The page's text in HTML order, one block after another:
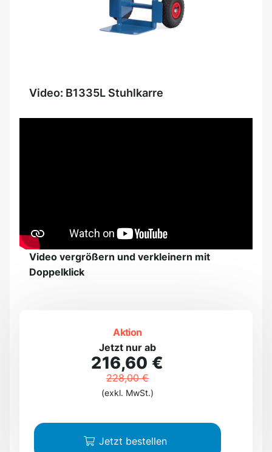
Video: B1335L Stuhlkarre
Video vergrößern und verkleinern mit
Doppelklick
Aktion
Jetzt nur ab
216,60 €
228,00 €
(exkl. MwSt.)
Jetzt bestellen